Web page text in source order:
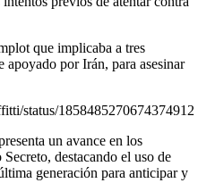
que implicaba a tres
apoyado por Irán, para asesinar
status/1858485270674374912
un avance en los
destacando el uso de
generación para anticipar y